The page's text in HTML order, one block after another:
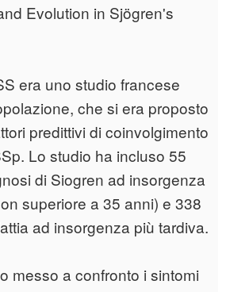
Evolution in Sjögren's
era uno studio francese
che si era proposto
predittivi di coinvolgimento
Lo studio ha incluso 55
di Siogren ad insorgenza
superiore a 35 anni) e 338
ad insorgenza più tardiva.
messo a confronto i sintomi